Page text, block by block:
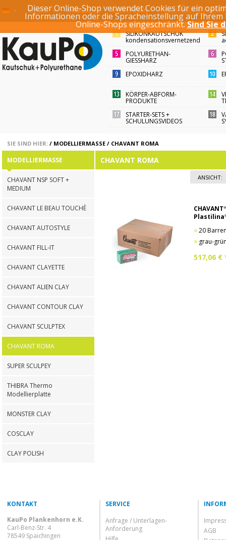
Dieser Online-Shop verwendet Cookies für ein
Informationen oder die Spracheinstellung auf
Online-Shops eingeschränkt.Sind Sie
KONTO ANMELDEN REGISTRIEREN SUCHBEGRIFF /
SILIKONKAUTSCHUK
kondensationsvernetzend
POLYURETHAN-
GIESSHARZ
EPOXIDHARZ
KÖRPER-ABFORM-
PRODUKTE
STARTER-SETS +
SCHULUNGSVIDEOS
SIE SIND HIER: / MODELLIERMASSE / CHAVANT ROMA
MODELLIERMASSE
CHAVANT NSP SOFT +
MEDIUM
CHAVANT LE BEAU TOUCHÈ
CHAVANT AUTOSTYLE
CHAVANT FILL-IT
CHAVANT CLAYETTE
CHAVANT ALIEN CLAY
CHAVANT CONTOUR CLAY
CHAVANT SCULPTEX
CHAVANT ROMA
SUPER SCULPEY
THIBRA Thermo
Modellierplatte
MONSTER CLAY
COSCLAY
CLAY POLISH
CHAVANT ROMA
ANSICHT:
»20 Barren
» grau-
517,06 €
KONTAKT
KauPo Plankenhorn e.K.
Carl-Benz-Str. 4
78549 Spaichingen
SERVICE
Anfrage / Unterlagen-
Anforderung
AGB